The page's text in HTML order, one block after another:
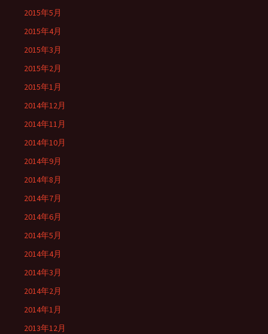
2015年5月
2015年4月
2015年3月
2015年2月
2015年1月
2014年12月
2014年11月
2014年10月
2014年9月
2014年8月
2014年7月
2014年6月
2014年5月
2014年4月
2014年3月
2014年2月
2014年1月
2013年12月